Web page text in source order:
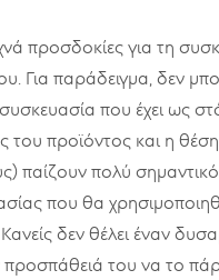
προσδοκίες για τη
Για παράδειγμα, δεν
που έχει ως
του προϊόντος και η
πολύ
που θα
δεν θέλει έναν
του να το